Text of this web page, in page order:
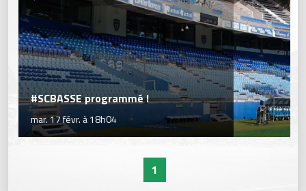
#SCBASSE programmé !
mar. 17 févr. à 18h04
1